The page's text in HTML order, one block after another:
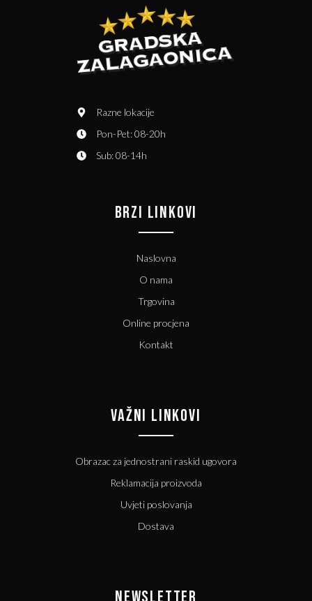
Razne lokacije
Pon-Pet: 08-20h
Sub: 08-14h
BRZI LINKOVI
Naslovna
O nama
Trgovina
Online procjena
Kontakt
VAŽNI LINKOVI
Obrazac za jednostrani raskid ugovora
Reklamacija proizvoda
Uvjeti poslovanja
Dostava